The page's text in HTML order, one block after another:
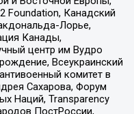
Foundation, Канадский
Лорье,
Канады,
центр им Вудро
Всеукраинский
комитет в
Сахарова, Форум
Наций, Transparеncy
ПостРоссии,